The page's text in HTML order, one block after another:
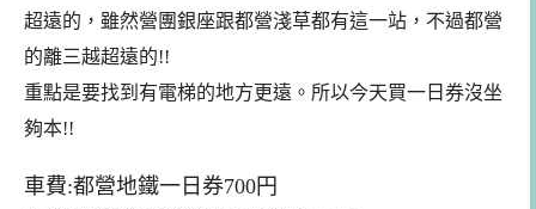
超遠的，雖然營團銀座跟都營淺草都有這一站，不過都營
的離三越超遠的!!
重點是要找到有電梯的地方更遠。所以今天買一日券沒坐
夠本!!
車費:都營地鐵一日券700円